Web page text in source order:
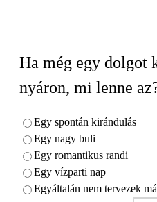
Ha még egy dolgot
nyáron, mi lenne
Egy spontán kirándulás
Egy nagy buli
Egy romantikus randi
Egy vízparti nap
Egyáltalán nem tervezek